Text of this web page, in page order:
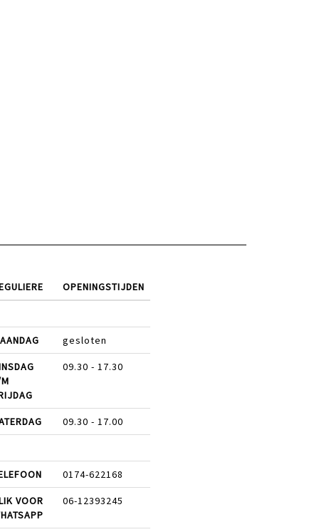
OPENINGSTIJDEN
gesloten
09.30 - 17.30
09.30 - 17.00
0174-622168
VOOR
06-12393245